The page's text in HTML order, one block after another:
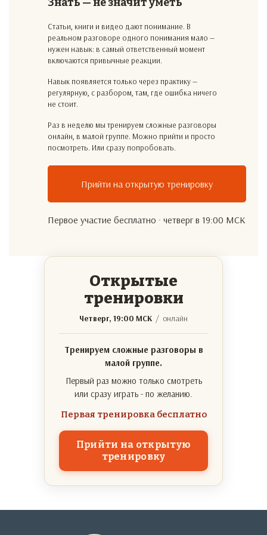
Статьи, книги и видео дают понимание. В
реальном разговоре одного понимания мало —
нужен навык: в самый ответственный момент
включаются привычные реакции.
Навык появляется только через практику —
регулярную, с разбором, там, где ошибка ничего
не стоит.
Раз в неделю мы тренируем сложные разговоры
онлайн, в малой группе. Можно прийти и просто
посмотреть. Или сразу попробовать.
Прийти на открытую тренировку
Первое участие бесплатно · четверг в 19:00 МСК
Открытые
тренировки
Четверг, 19:00 МСК / онлайн
Тренируем сложные разговоры в
малой группе.
Первый раз можно только смотреть
или сразу играть - по желанию.
Первая тренировка бесплатно
Прийти на открытую
тренировку